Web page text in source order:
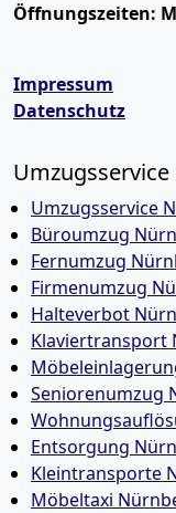
Öffnungszeiten:
Impressum
Datenschutz
Umzugsservice
Umzugsservice
Büroumzug
Fernumzug
Firmenumzug
Halteverbot
Klaviertransport
Seniorenumzug
Entsorgung
Kleintransporte
Möbeltaxi